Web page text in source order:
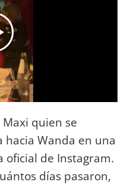
quien se
hacia Wanda en una
oficial de Instagram.
días pasaron,